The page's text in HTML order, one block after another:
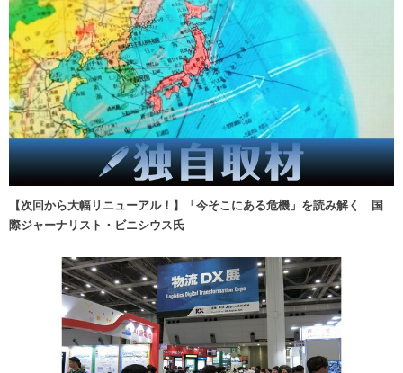
【次回から大幅リニューアル！】「今そこにある危機」を読み解く 国
際ジャーナリスト・ビニシウス氏